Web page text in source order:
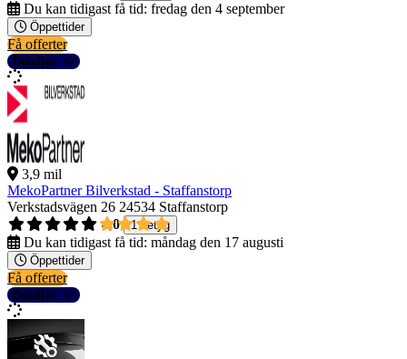
Du kan tidigast få tid: fredag den 4 september
Öppettider
Få offerter
Detaljer
3,9 mil
MekoPartner Bilverkstad - Staffanstorp
Verkstadsvägen 26 24534 Staffanstorp
4,0
1 betyg
Du kan tidigast få tid: måndag den 17 augusti
Öppettider
Få offerter
Detaljer